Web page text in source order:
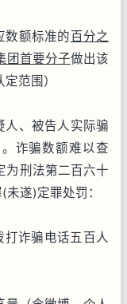
数额标准的百分之
团首要分子做出该
范围）
人、被告人实际骗
诈骗数额难以查
为刑法第二百六十
遂)定罪处罚：
打诈骗电话五百人